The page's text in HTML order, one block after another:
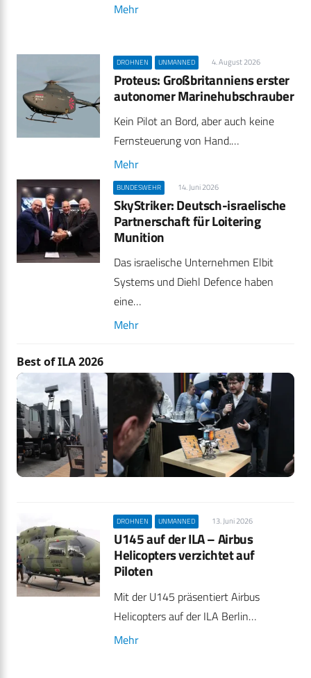
Mehr
DROHNEN UNMANNED 4. August 2026
Proteus: Großbritanniens erster
autonomer Marinehubschrauber
Kein Pilot an Bord, aber auch keine
Fernsteuerung von Hand.…
Mehr
BUNDESWEHR 14. Juni 2026
SkyStriker: Deutsch-israelische
Partnerschaft für Loitering
Munition
Das israelische Unternehmen Elbit
Systems und Diehl Defence haben
eine…
Mehr
Best of ILA 2026
DROHNEN UNMANNED 13. Juni 2026
U145 auf der ILA – Airbus
Helicopters verzichtet auf
Piloten
Mit der U145 präsentiert Airbus
Helicopters auf der ILA Berlin…
Mehr